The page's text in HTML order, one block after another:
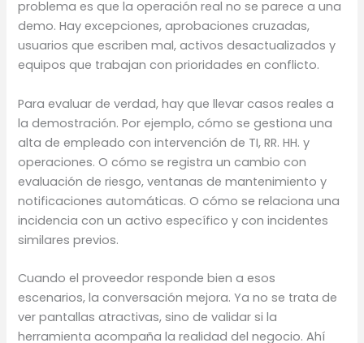
problema es que la operación real no se parece a una
demo. Hay excepciones, aprobaciones cruzadas,
usuarios que escriben mal, activos desactualizados y
equipos que trabajan con prioridades en conflicto.
Para evaluar de verdad, hay que llevar casos reales a
la demostración. Por ejemplo, cómo se gestiona una
alta de empleado con intervención de TI, RR. HH. y
operaciones. O cómo se registra un cambio con
evaluación de riesgo, ventanas de mantenimiento y
notificaciones automáticas. O cómo se relaciona una
incidencia con un activo específico y con incidentes
similares previos.
Cuando el proveedor responde bien a esos
escenarios, la conversación mejora. Ya no se trata de
ver pantallas atractivas, sino de validar si la
herramienta acompaña la realidad del negocio. Ahí